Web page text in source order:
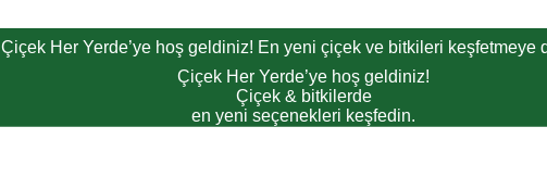
Çiçek Her Yerde’ye hoş geldiniz! En yeni çiçek ve bitkileri keşfetmeye
Çiçek Her Yerde’ye hoş geldiniz!
Çiçek & bitkilerde
en yeni seçenekleri keşfedin.